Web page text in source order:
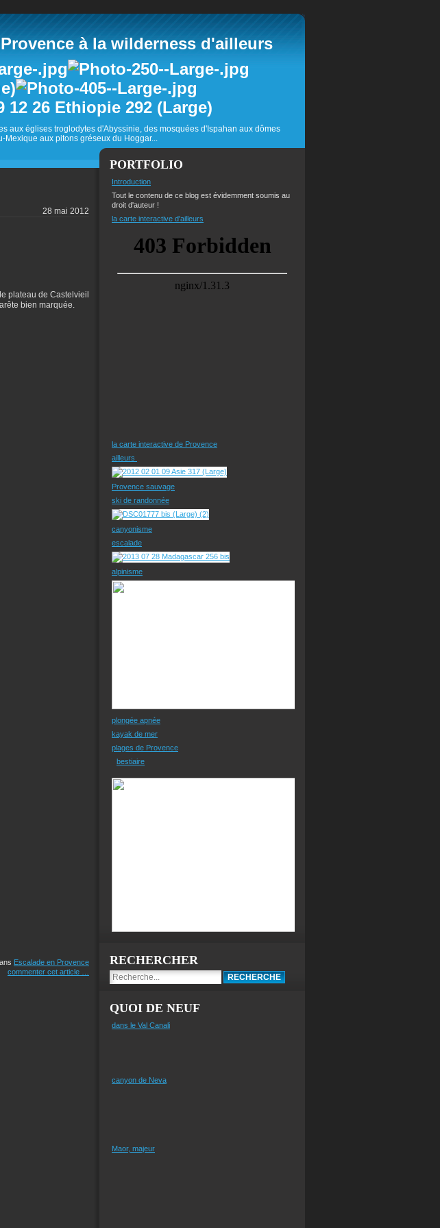
à la wilderness d'ailleurs
aux églises troglodytes d'Abyssinie, des mosquées d'Ispahan aux dômes
aux pitons gréseux du Hoggar...
28 mai 2012
plateau de Castelvieil
bien marquée.
Escalade en Provence
commenter cet article
PORTFOLIO
Introduction
Tout le contenu de ce blog est évidemment soumis au
droit d'auteur !
la carte interactive d'ailleurs
la carte interactive de Provence
ailleurs
Provence sauvage
ski de randonnée
canyonisme
escalade
alpinisme
plongée apnée
kayak de mer
plages de Provence
bestiaire
RECHERCHER
QUOI DE NEUF
dans le Val Canali
canyon de Neva
Maor, majeur